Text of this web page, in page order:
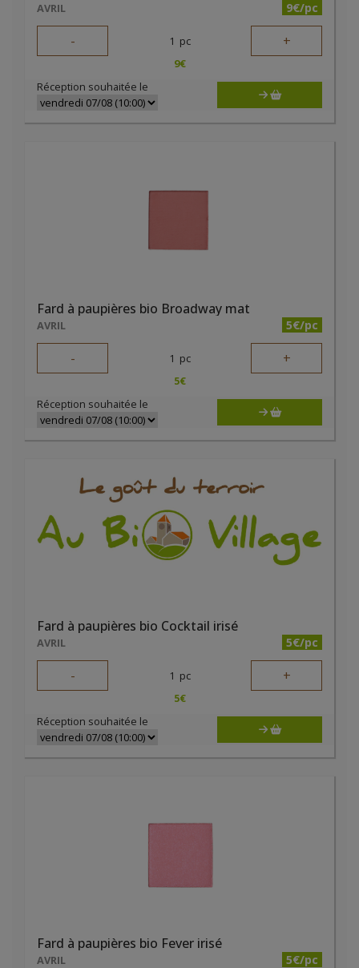
AVRIL 9€/pc
- 1 pc +
9€
Réception souhaitée le
Fard à paupières bio Broadway mat
AVRIL 5€/pc
- 1 pc +
5€
Réception souhaitée le
Fard à paupières bio Cocktail irisé
AVRIL 5€/pc
- 1 pc +
5€
Réception souhaitée le
Fard à paupières bio Fever irisé
AVRIL 5€/pc